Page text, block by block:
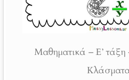
Μαθηματικά – Ε’ τάξη